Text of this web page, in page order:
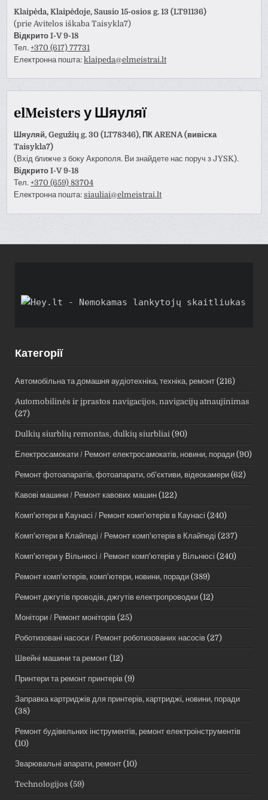
Klaipėda, Klaipėdoje, Sausio 15-osios g. 13 (LT91136)
(prie Avitelos iškaba Taisykla7)
Відкрито I-V 9-18
Тел.+370 (617) 77731
Електронна пошта:klaipeda@elmeistrai.lt
elMeisters у Шяуляї
Шяуляй, Gegužių g. 30 (LT78346), ПК ARENA (вивіска
Taisykla7)
(Вхід ближче з боку Акрополя. Ви знайдете нас поруч з JYSK).
Відкрито I-V 9-18
Тел.+370 (659) 83704
Електронна пошта:siauliai@elmeistrai.lt
Категорії
Автомобільна та домашня аудіотехніка, техніка, ремонт (216)
Automobilinės ir įprastos navigacijos, navigacijų atnaujinimas
(27)
Dulkių siurblių remontas, dulkių siurbliai (90)
Електросамокати / Ремонт електросамокатів, новини, поради (90)
Ремонт фотоапаратів, фотоапарати, об'єктиви, відеокамери (62)
Кавові машини / Ремонт кавових машин (122)
Комп'ютери в Каунасі / Ремонт комп'ютерів в Каунасі (240)
Комп'ютери в Клайпеді / Ремонт комп'ютерів в Клайпеді (237)
Комп'ютери у Вільнюсі / Ремонт комп'ютерів у Вільнюсі (240)
Ремонт комп'ютерів, комп'ютери, новини, поради (389)
Ремонт джгутів проводів, джгутів електропроводки (12)
Монітори / Ремонт моніторів (25)
Роботизовані насоси / Ремонт роботизованих насосів (27)
Швейні машини та ремонт (12)
Принтери та ремонт принтерів (9)
Заправка картриджів для принтерів, картриджі, новини, поради
(38)
Ремонт будівельних інструментів, ремонт електроінструментів
(10)
Зварювальні апарати, ремонт (10)
Technologijos (59)